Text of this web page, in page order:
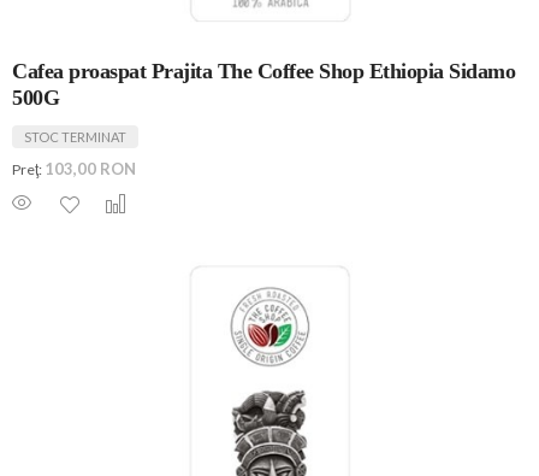
Cafea proaspat Prajita The Coffee Shop Ethiopia Sidamo
500G
STOC TERMINAT
Preţ: 103,00 RON